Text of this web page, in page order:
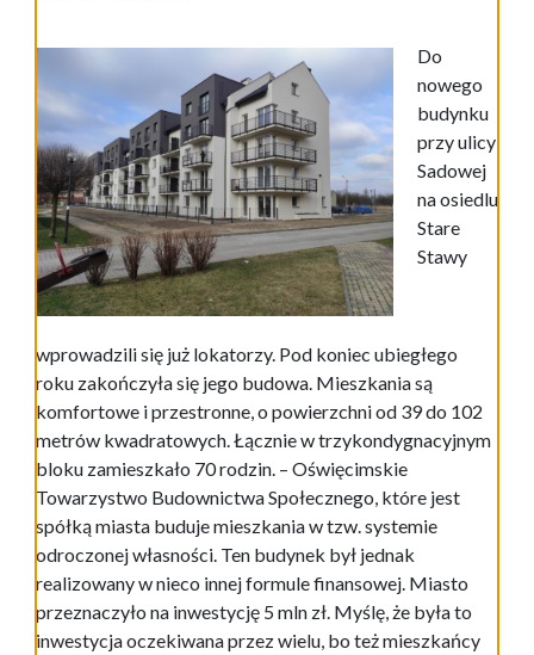
Do
nowego
budynku
przy ulicy
Sadowej
na osiedlu
Stare
Stawy
wprowadzili się już lokatorzy. Pod koniec ubiegłego
roku zakończyła się jego budowa. Mieszkania są
komfortowe i przestronne, o powierzchni od 39 do 102
metrów kwadratowych. Łącznie w trzykondygnacyjnym
bloku zamieszkało 70 rodzin. – Oświęcimskie
Towarzystwo Budownictwa Społecznego, które jest
spółką miasta buduje mieszkania w tzw. systemie
odroczonej własności. Ten budynek był jednak
realizowany w nieco innej formule finansowej. Miasto
przeznaczyło na inwestycję 5 mln zł. Myślę, że była to
inwestycja oczekiwana przez wielu, bo też mieszkańcy